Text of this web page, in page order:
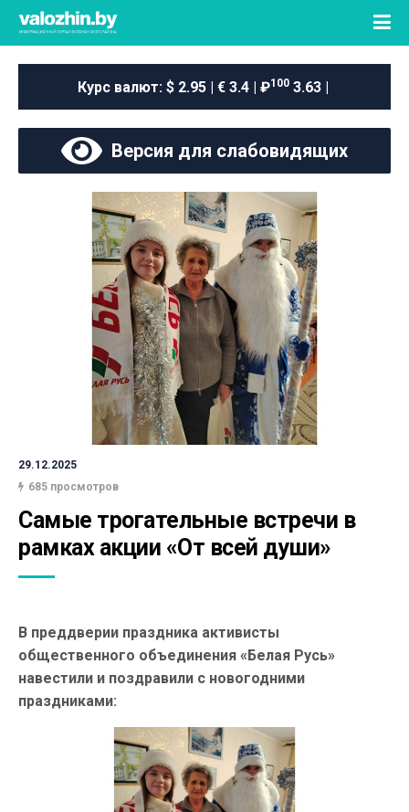
Курс валют: $ 2.95 | € 3.4 | ₽1003.63 |
Версия для слабовидящих
29.12.2025
685 просмотров
Самые трогательные встречи в
рамках акции «От всей души»
В преддверии праздника активисты
общественного объединения «Белая Русь»
навестили и поздравили с новогодними
праздниками: